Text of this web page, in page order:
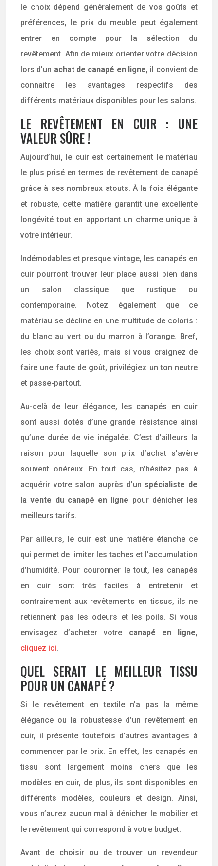
le choix dépend généralement de vos goûts et
préférences, le prix du meuble peut également
entrer en compte pour la sélection du
revêtement. Afin de mieux orienter votre décision
lors d’un achat de canapé en ligne, il convient de
connaitre les avantages respectifs des
différents matériaux disponibles pour les salons.
LE REVÊTEMENT EN CUIR : UNE
VALEUR SÛRE !
Aujourd’hui, le cuir est certainement le matériau
le plus prisé en termes de revêtement de canapé
grâce à ses nombreux atouts. À la fois élégante
et robuste, cette matière garantit une excellente
longévité tout en apportant un charme unique à
votre intérieur.
Indémodables et presque vintage, les canapés en
cuir pourront trouver leur place aussi bien dans
un salon classique que rustique ou
contemporaine. Notez également que ce
matériau se décline en une multitude de coloris :
du blanc au vert ou du marron à l’orange. Bref,
les choix sont variés, mais si vous craignez de
faire une faute de goût, privilégiez un ton neutre
et passe-partout.
Au-delà de leur élégance, les canapés en cuir
sont aussi dotés d’une grande résistance ainsi
qu’une durée de vie inégalée. C’est d’ailleurs la
raison pour laquelle son prix d’achat s’avère
souvent onéreux. En tout cas, n’hésitez pas à
acquérir votre salon auprès d’un spécialiste de
la vente du canapé en ligne pour dénicher les
meilleurs tarifs.
Par ailleurs, le cuir est une matière étanche ce
qui permet de limiter les taches et l’accumulation
d’humidité. Pour couronner le tout, les canapés
en cuir sont très faciles à entretenir et
contrairement aux revêtements en tissus, ils ne
retiennent pas les odeurs et les poils. Si vous
envisagez d’acheter votre canapé en ligne,
cliquez ici.
QUEL SERAIT LE MEILLEUR TISSU
POUR UN CANAPÉ ?
Si le revêtement en textile n’a pas la même
élégance ou la robustesse d’un revêtement en
cuir, il présente toutefois d’autres avantages à
commencer par le prix. En effet, les canapés en
tissu sont largement moins chers que les
modèles en cuir, de plus, ils sont disponibles en
différents modèles, couleurs et design. Ainsi,
vous n’aurez aucun mal à dénicher le mobilier et
le revêtement qui correspond à votre budget.
Avant de choisir ou de trouver un revendeur